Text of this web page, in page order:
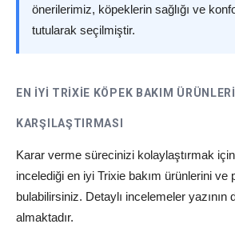
önerilerimiz, köpeklerin sağlığı ve
tutularak seçilmiştir.
EN İYI TRIXIE KÖPEK BAKIM ÜRÜNLERI
KARŞILAŞTIRMASI
Karar verme sürecinizi kolaylaştırmak
incelediği en iyi Trixie bakım ürünlerini ve
bulabilirsiniz. Detaylı incelemeler yazının
almaktadır.